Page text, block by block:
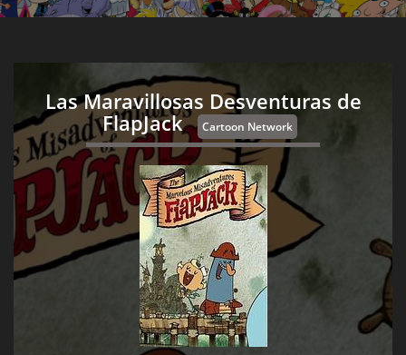
Las Maravillosas Desventuras de
FlapJack
Cartoon Network